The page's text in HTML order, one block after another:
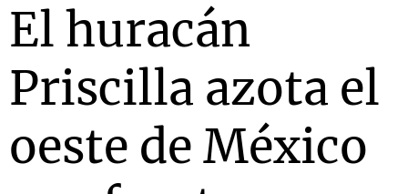
El huracán
Priscilla azota el
oeste de México